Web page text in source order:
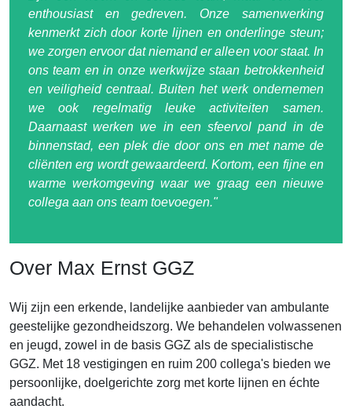
enthousiast en gedreven. Onze samenwerking
kenmerkt zich door korte lijnen en onderlinge steun;
we zorgen ervoor dat niemand er alleen voor staat. In
ons team en in onze werkwijze staan betrokkenheid
en veiligheid centraal. Buiten het werk ondernemen
we ook regelmatig leuke activiteiten samen.
Daarnaast werken we in een sfeervol pand in de
binnenstad, een plek die door ons en met name de
cliënten erg wordt gewaardeerd. Kortom, een fijne en
warme werkomgeving waar we graag een nieuwe
collega aan ons team toevoegen."
Over Max Ernst GGZ
Wij zijn een erkende, landelijke aanbieder van ambulante
geestelijke gezondheidszorg. We behandelen volwassenen
en jeugd, zowel in de basis GGZ als de specialistische
GGZ. Met 18 vestigingen en ruim 200 collega's bieden we
persoonlijke, doelgerichte zorg met korte lijnen en échte
aandacht.